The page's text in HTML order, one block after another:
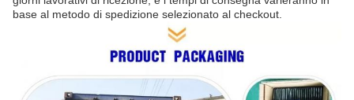
base al metodo di spedizione selezionato al checkout.